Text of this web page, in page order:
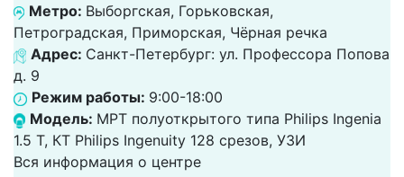
Метро: Выборгская, Горьковская,
Петроградская, Приморская, Чёрная речка
Адрес: Санкт-Петербург: ул. Профессора Попова
д. 9
Режим работы: 9:00-18:00
Модель: МРТ полуоткрытого типа Philips Ingenia
1.5 Т, КТ Philips Ingenuity 128 срезов, УЗИ
Вся информация о центре